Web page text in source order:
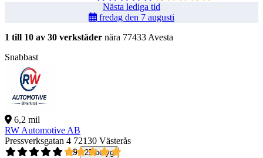
Nästa lediga tid
fredag den 7 augusti
1 till 10 av 30 verkstäder nära 77433 Avesta
Snabbast
6,2 mil
RW Automotive AB
Pressverksgatan 4 72130 Västerås
4,9
25 betyg